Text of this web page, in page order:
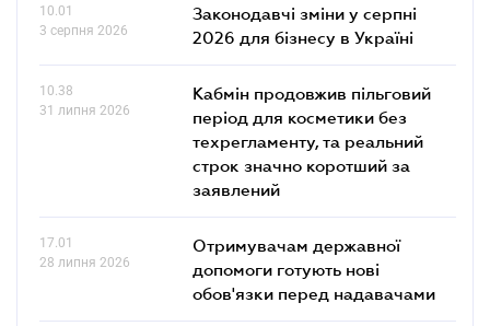
10.01
3 серпня 2026
Законодавчі зміни у серпні
2026 для бізнесу в Україні
10.38
31 липня 2026
Кабмін продовжив пільговий
період для косметики без
техрегламенту, та реальний
строк значно коротший за
заявлений
17.01
28 липня 2026
Отримувачам державної
допомоги готують нові
обов'язки перед надавачами